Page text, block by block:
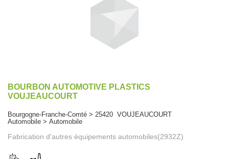
BOURBON AUTOMOTIVE PLASTICS
VOUJEAUCOURT
Bourgogne-Franche-Comté > 25420 VOUJEAUCOURT
Automobile > Automobile
Fabrication d'autres équipements automobiles(2932Z)